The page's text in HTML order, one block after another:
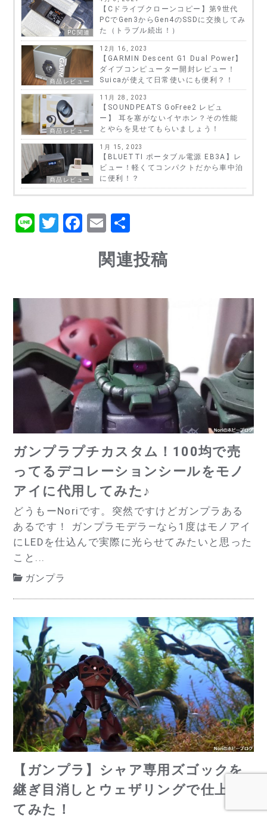
PC関連
【Cドライブクローンコピー】第9世代
PCでGen3からGen4のSSDに交換してみ
た（トラブル続出！）
商品レビュー
12月 16, 2023
【GARMIN Descent G1 Dual Power】
ダイブコンピューター開封レビュー！
Suicaが使えて日常使いにも便利？！
商品レビュー
11月 28, 2023
【SOUNDPEATS GoFree2 レビュ
ー】 耳を塞がないイヤホン？その性能
とやらを見せてもらいましょう！
商品レビュー
1月 15, 2023
【BLUETTI ポータブル電源 EB3A】レ
ビュー！軽くてコンパクトだから車中泊
に便利！？
Li T
r
F
b
o
o
k
E
ai
関連投稿
ガンプラプチカスタム！100均で売
ってるデコレーションシールをモノ
アイに代用してみた♪
どうもーNoriです。突然ですけどガンプラある
あるです！ ガンプラモデラ―なら1度はモノアイ
にLEDを仕込んで実際に光らせてみたいと思った
こと...
ガンプラ
【ガンプラ】シャア専用ズゴックを
継ぎ目消しとウェザリングで仕上げ
てみた！